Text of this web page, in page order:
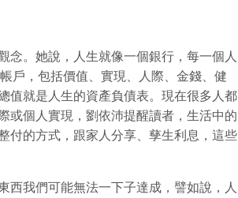
念。她說，人生就像一個銀行，每一個人
戶，包括價值、實現、人際、金錢、健
值就是人生的資產負債表。現在很多人都
或個人實現，劉依沛提醒讀者，生活中的
付的方式，跟家人分享、孳生利息，這些
西我們可能無法一下子達成，譬如說，人